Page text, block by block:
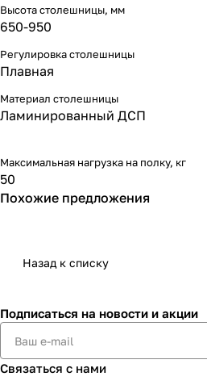
Высота столешницы, мм
650-950
Регулировка столешницы
Плавная
Материал столешницы
Ламинированный ДСП
Максимальная нагрузка на полку, кг
50
Похожие предложения
Назад к списку
Подписаться на новости и акции
Связаться с нами